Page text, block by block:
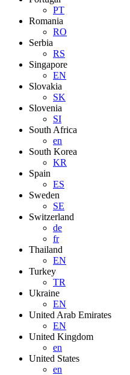
PT
Romania
RO
Serbia
RS
Singapore
EN
Slovakia
SK
Slovenia
SI
South Africa
en
South Korea
KR
Spain
ES
Sweden
SE
Switzerland
de
fr
Thailand
EN
Turkey
TR
Ukraine
EN
United Arab Emirates
EN
United Kingdom
en
United States
en